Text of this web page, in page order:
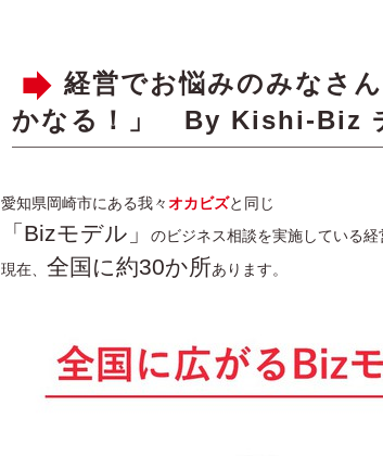
経営でお悩みのみなさ
かなる！」 By Kishi-Biz
愛知県岡崎市にある我々オカビズと同じ
「Bizモデル」
のビジネス相談を実施している経
現在、 全国に約30か所あります。